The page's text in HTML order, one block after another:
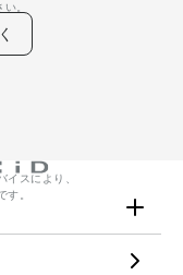
。
イスにより、
す。